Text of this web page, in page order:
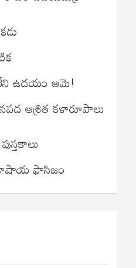
ఉదయం ఆమె!
ఆశ్రిత కళారూపాలు
ఫాసిజం